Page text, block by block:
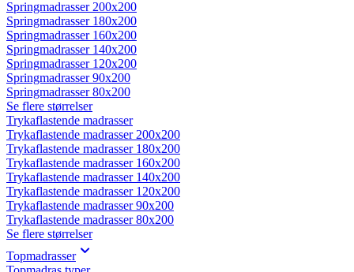
Springmadrasser 200x200
Springmadrasser 180x200
Springmadrasser 160x200
Springmadrasser 140x200
Springmadrasser 120x200
Springmadrasser 90x200
Springmadrasser 80x200
Se flere størrelser
Trykaflastende madrasser
Trykaflastende madrasser 200x200
Trykaflastende madrasser 180x200
Trykaflastende madrasser 160x200
Trykaflastende madrasser 140x200
Trykaflastende madrasser 120x200
Trykaflastende madrasser 90x200
Trykaflastende madrasser 80x200
Se flere størrelser
Topmadrasser